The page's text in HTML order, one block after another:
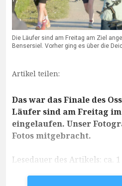
Die Läufer sind am Freitag am Ziel
Bensersiel. Vorher ging es über die
Artikel teilen:
Das war das Finale des
Läufer sind am Freitag
eingelaufen. Unser
Fotos mitgebracht.
Lesedauer des Artikels: ca.